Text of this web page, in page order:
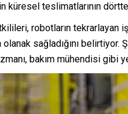
küresel teslimatlarının
robotların tekrarlayan
olanak sağladığını
bakım mühendisi gibi